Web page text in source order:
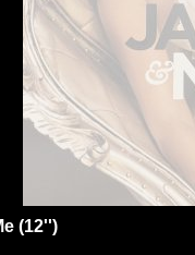
(12'')